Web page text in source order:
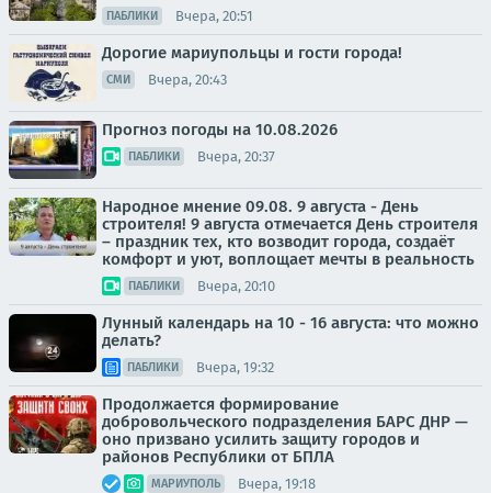
ПАБЛИКИ Вчера, 20:51
Дорогие мариупольцы и гости города!
СМИ Вчера, 20:43
Прогноз погоды на 10.08.2026
ПАБЛИКИ Вчера, 20:37
Народное мнение 09.08. 9 августа - День
строителя! 9 августа отмечается День строителя
– праздник тех, кто возводит города, создаёт
комфорт и уют, воплощает мечты в реальность
ПАБЛИКИ Вчера, 20:10
Лунный календарь на 10 - 16 августа: что можно
делать?
ПАБЛИКИ Вчера, 19:32
Продолжается формирование
добровольческого подразделения БАРС ДНР —
оно призвано усилить защиту городов и
районов Республики от БПЛА
МАРИУПОЛЬ Вчера, 19:18